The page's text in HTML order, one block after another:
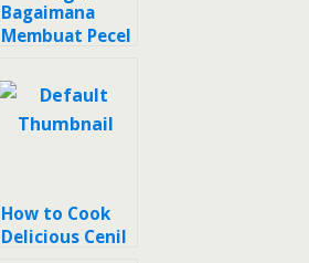
Bagaimana
Membuat Pecel
Anti Gagal
How to Cook
Delicious Cenil